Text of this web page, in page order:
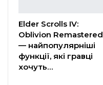
Elder Scrolls IV:
Oblivion Remastered
— найпопулярніші
функції, які гравці
хочуть…